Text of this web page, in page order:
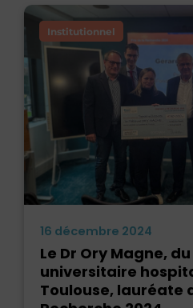
Institutionnel
16 décembre 2024
Le Dr Ory Magne,
universitaire
Toulouse, lauréate